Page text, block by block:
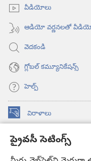
ప్రైవసీ సెటింగ్స్
అవుతుంది)వీడియోలు
ఆడియో వర్ణనలతో
వెదకండి
గ్లోబల్‌ కమ్యూనికేషన్స్‌
హెల్ప్‌
విరాళాలు
(కొత్త
ఓపెన్‌ కావలికోట ఆన్‌లైన్‌ లైబ్రరీ
(కొత్త